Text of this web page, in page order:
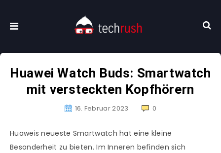
Huawei Watch Buds: Smartwatch
mit versteckten Kopfhörern
16. Februar 2023 0
Huaweis neueste Smartwatch hat eine kleine
Besonderheit zu bieten. Im Inneren befinden sich